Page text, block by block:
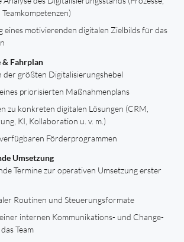
eines motivierenden digitalen Zielbilds für das
& Fahrplan
der größten Digitalisierungshebel
priorisierten Maßnahmenplans
zu konkreten digitalen Lösungen (CRM,
KI, Kollaboration u. v. m.)
Förderprogrammen
Umsetzung
Termine zur operativen Umsetzung erster
Routinen und Steuerungsformate
internen Kommunikations- und Change-
Team